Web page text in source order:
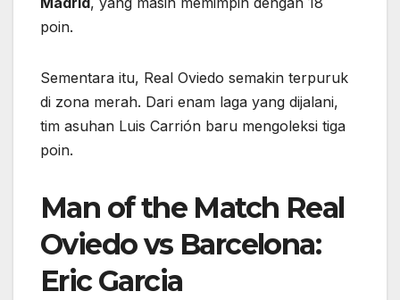
poin.
Sementara itu, Real Oviedo semakin terpuruk
di zona merah. Dari enam laga yang dijalani,
tim asuhan Luis Carrión baru mengoleksi tiga
poin.
Man of the Match Real
Oviedo vs Barcelona:
Eric Garcia